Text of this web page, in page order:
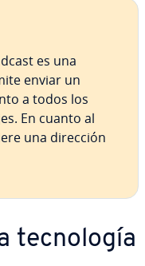
es una
enviar un
a todos los
En cuanto al
una dirección
te­c­no­lo­gía